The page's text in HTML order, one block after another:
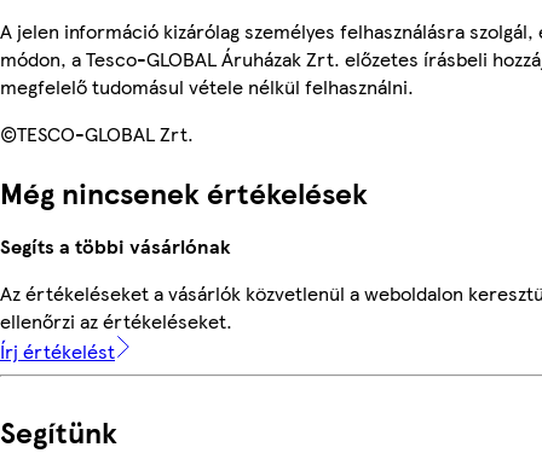
A jelen információ kizárólag személyes felhasználásra
módon, a Tesco-GLOBAL Áruházak Zrt. előzetes írásbeli
megfelelő tudomásul vétele nélkül felhasználni.
©TESCO-GLOBAL Zrt.
Még nincsenek értékelések
Segíts a többi vásárlónak
Az értékeléseket a vásárlók közvetlenül a weboldalon
ellenőrzi az értékeléseket.
Írj értékelést
Segítünk